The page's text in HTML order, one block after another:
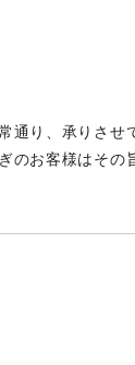
通り、承りさ
お客様はその